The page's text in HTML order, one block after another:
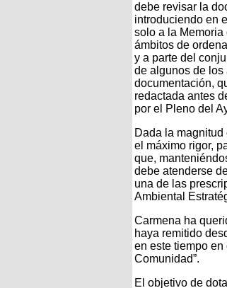
debe revisar la
introduciendo en
solo a la
ámbitos de
y a parte del
de algunos de los
documentación,
redactada antes
por el Pleno del
Dada la
el máximo rigor,
que,
debe atenderse
una de las
Ambiental
Carmena ha
haya remitido
en este tiempo
Comunidad”.
El objetivo de